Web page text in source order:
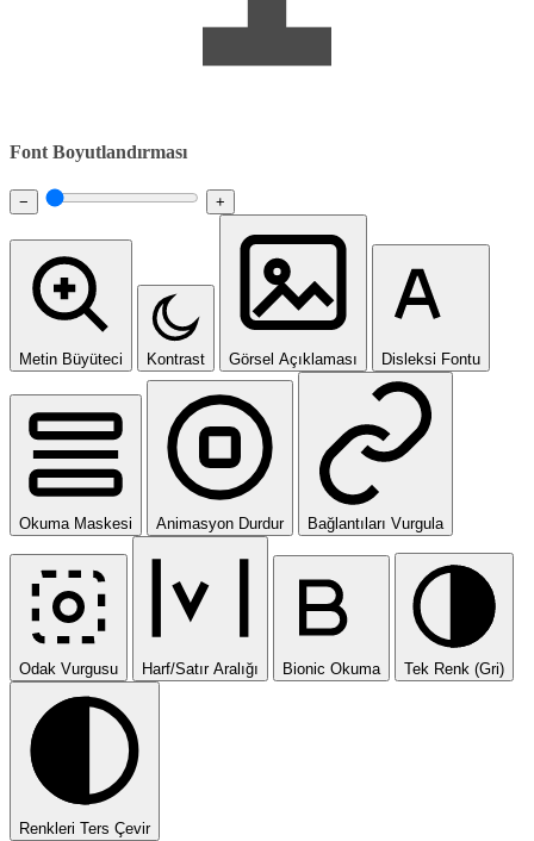
Font Boyutlandırması
− +
Metin Büyüteci Kontrast Görsel Açıklaması Disleksi Fontu
Okuma Maskesi Animasyon Durdur Bağlantıları Vurgula
Odak Vurgusu Harf/Satır Aralığı Bionic Okuma Tek Renk (Gri)
Renkleri Ters Çevir